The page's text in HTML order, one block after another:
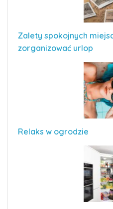
Zalety spokojnych
zorganizować urlop
Relaks w ogrodzie